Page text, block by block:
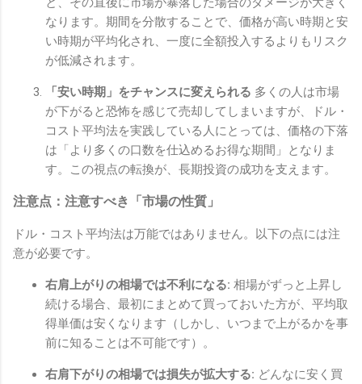
なります。期間を分散することで、価格が高い時期と安
い時期が平均化され、一度に全額投入するよりもリスク
が低減されます。
「安い時期」をチャンスに変えられる 多くの人は市場
が下がると恐怖を感じて売却してしまいますが、ドル・
コスト平均法を実践している人にとっては、価格の下落
は「より多くの口数を仕込めるお得な期間」となりま
す。この視点の転換が、長期投資の成功を支えます。
注意点：注意すべき「市場の性質」
ドル・コスト平均法は万能ではありません。以下の点には注
意が必要です。
右肩上がりの相場では不利になる: 相場がずっと上昇し
続ける場合、最初にまとめて買っておいた方が、平均取
得単価は安くなります（しかし、いつまで上がるかを事
前に知ることは不可能です）。
右肩下がりの相場では損失が拡大する: どんなに安く買